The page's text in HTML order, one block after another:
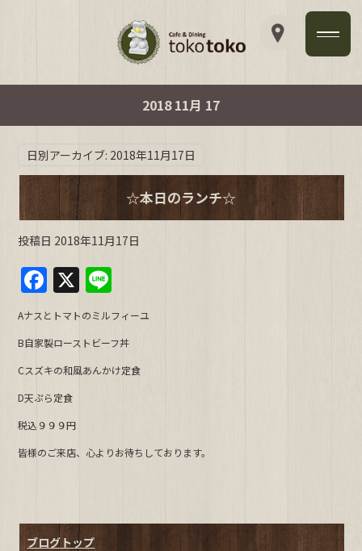
2018 11月 17
日別アーカイブ: 2018年11月17日
☆本日のランチ☆
投稿日 2018年11月17日
F
a
c
e
b
o
o
k
X
n
e
Aナスとトマトのミルフィーユ
B自家製ローストビーフ丼
Cスズキの和風あんかけ定食
D天ぷら定食
税込９９９円
皆様のご来店、心よりお待ちしております。
ブログトップ